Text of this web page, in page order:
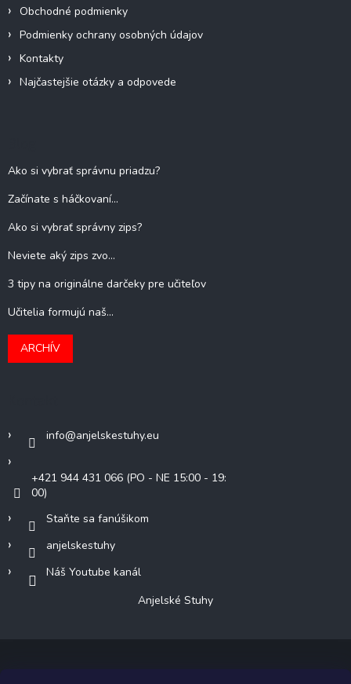
Obchodné podmienky
Podmienky ochrany osobných údajov
Kontakty
Najčastejšie otázky a odpovede
Ako si vybrať správnu priadzu?
Začínate s háčkovaní...
Ako si vybrať správny zips?
Neviete aký zips zvo...
3 tipy na originálne darčeky pre učiteľov
Učitelia formujú naš...
ARCHÍV
info@anjelskestuhy.eu
+421 944 431 066 (PO - NE 15:00 - 19:
00)
Staňte sa fanúšikom
anjelskestuhy
Náš Youtube kanál
Anjelské Stuhy